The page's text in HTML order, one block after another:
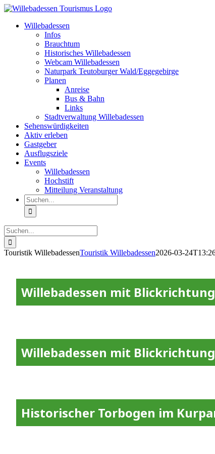
Zum
springenWillebadessen
Infos
Brauchtum
Historisches Willebadessen
Webcam Willebadessen
Naturpark Teutoburger Wald/Eggegebirge
Planen
Anreise
Bus & Bahn
Links
Stadtverwaltung Willebadessen
Sehenswürdigkeiten
Aktiv erleben
Gastgeber
Ausflugsziele
Events
Willebadessen
Hochstift
Mitteilung Veranstaltung
Suche
nach:
Suche
nach:
Touristik WillebadessenTouristik Willebadessen2026-03-
Willebadessen mit
Willebadessen mit
Historischer Torbogen im